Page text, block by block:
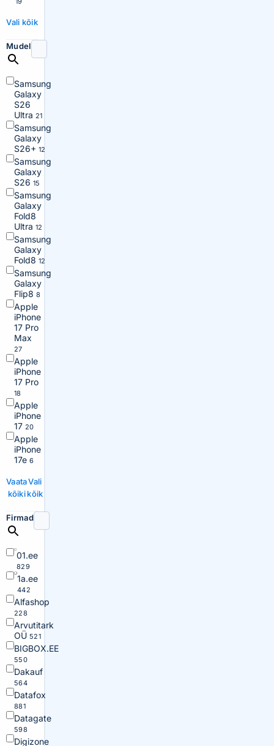
Vali kõik
Mudel
Samsung
Galaxy
S26
Ultra 21
Samsung
Galaxy
S26+ 12
Samsung
Galaxy
S26 15
Samsung
Galaxy
Fold8
Ultra 12
Samsung
Galaxy
Fold8 12
Samsung
Galaxy
Flip8 8
Apple
iPhone
17 Pro
Max
27
Apple
iPhone
17 Pro
18
Apple
iPhone
17 20
Apple
iPhone
17e 6
Vaata
kõiki
Vali
kõik
Firmad
01.ee
829
1a.ee
442
Alfashop
228
Arvutitark
OÜ 521
BIGBOX.EE
550
Dakauf
564
Datafox
881
Datagate
598
Digizone